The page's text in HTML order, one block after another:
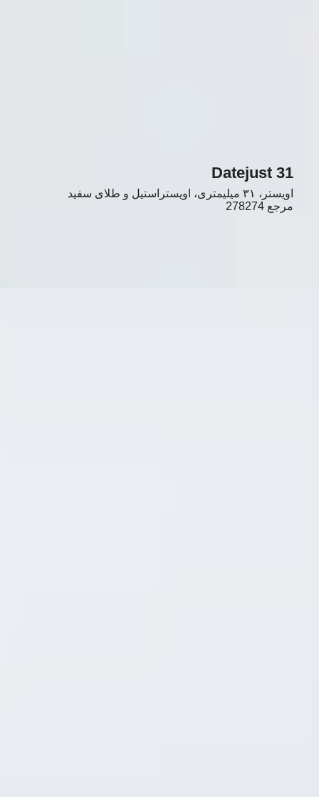
Datejust 31
اویستر، ۳۱ میلیمتری، اویستراستیل و طلای سفید
مرجع 278274